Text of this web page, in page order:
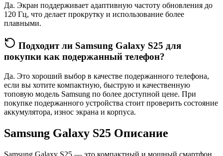
Да. Экран поддерживает адаптивную частоту обновления до
120 Гц, что делает прокрутку и использование более
плавными.
Подходит ли Samsung Galaxy S25 для
покупки как подержанный телефон?
Да. Это хороший выбор в качестве подержанного телефона,
если вы хотите компактную, быструю и качественную
топовую модель Samsung по более доступной цене. При
покупке подержанного устройства стоит проверить состояние
аккумулятора, износ экрана и корпуса.
Samsung Galaxy S25 Описание
Samsung Galaxy S25 — это компактный и мощный смартфон